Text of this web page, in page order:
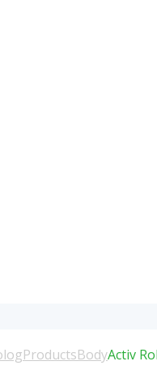
ProductsBodyActiv